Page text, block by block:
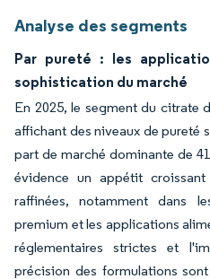
Analyse des segments
Par pureté : les
sophistication du marché
En 2025, le segment du citrate
affichant des niveaux de pureté
part de marché dominante de
évidence un appétit
raffinées, notamment dans
premium et les applications
réglementaires strictes et
précision des formulations